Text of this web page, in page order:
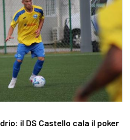
il DS Castello cala il poker